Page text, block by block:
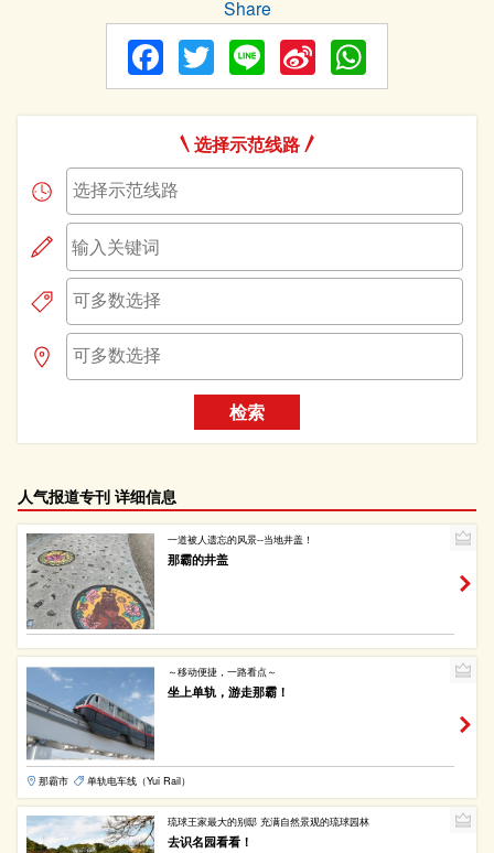
Share
Facebook
Twitter
LineSina
Weibo
选择示范线路
检索
人气报道专刊 详细信息
一道被人遗忘的风景--当地井盖！
那霸的井盖
～移动便捷，一路看点～
坐上单轨，游走那霸！
那霸市 单轨电车线（Yui Rail）
琉球王家最大的别邸 充满自然景观的琉球园林
去识名园看看！